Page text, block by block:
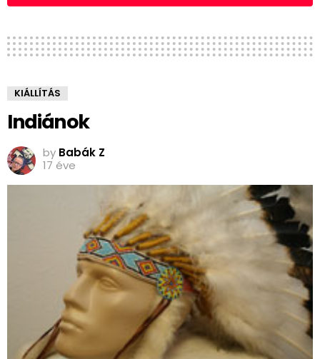
KIÁLLÍTÁS
Indiánok
by Babák Z
17 éve